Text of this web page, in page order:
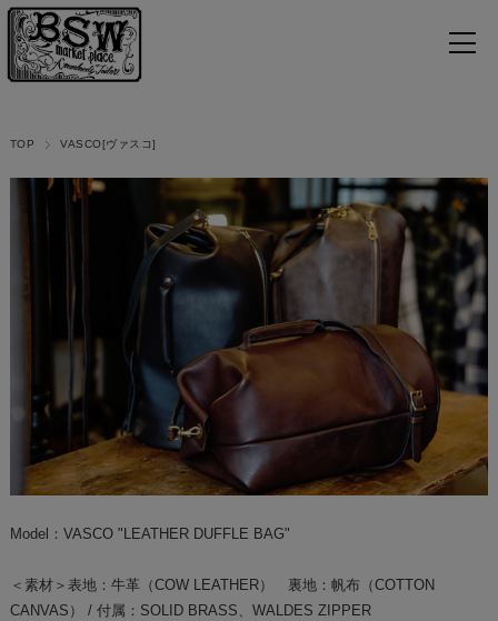
TOP VASCO[ヴァスコ]
Model：VASCO "LEATHER DUFFLE BAG"
＜素材＞表地：牛革（COW LEATHER） 裏地：帆布（COTTON
CANVAS） / 付属：SOLID BRASS、WALDES ZIPPER